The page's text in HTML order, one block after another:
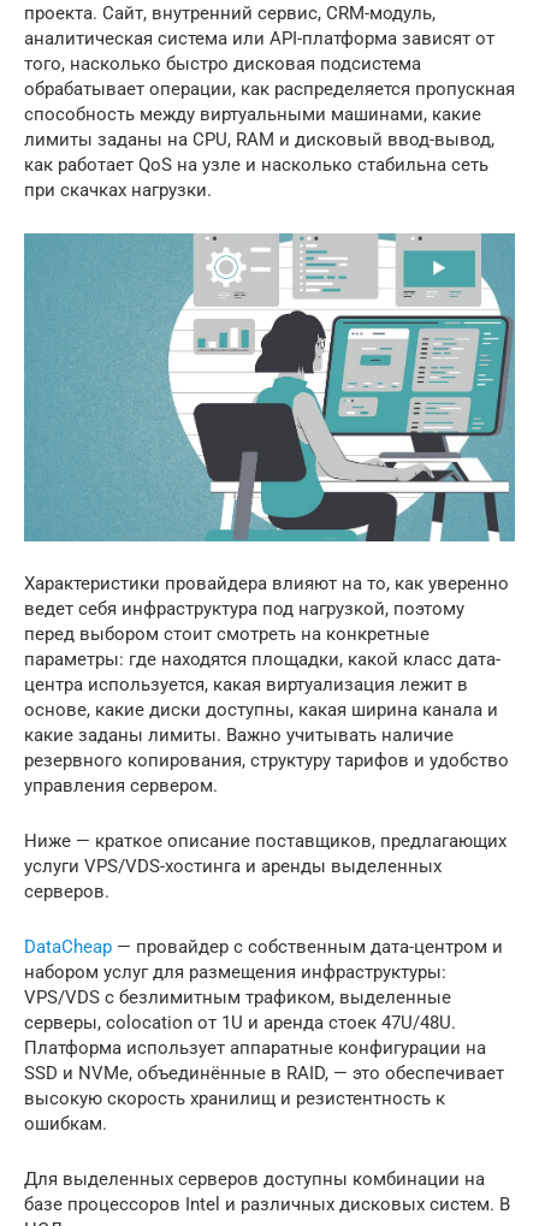
проекта. Сайт, внутренний сервис, CRM-модуль,
аналитическая система или API-платформа зависят от
того, насколько быстро дисковая подсистема
обрабатывает операции, как распределяется пропускная
способность между виртуальными машинами, какие
лимиты заданы на CPU, RAM и дисковый ввод-вывод,
как работает QoS на узле и насколько стабильна сеть
при скачках нагрузки.
Характеристики провайдера влияют на то, как уверенно
ведет себя инфраструктура под нагрузкой, поэтому
перед выбором стоит смотреть на конкретные
параметры: где находятся площадки, какой класс дата-
центра используется, какая виртуализация лежит в
основе, какие диски доступны, какая ширина канала и
какие заданы лимиты. Важно учитывать наличие
резервного копирования, структуру тарифов и удобство
управления сервером.
Ниже — краткое описание поставщиков, предлагающих
услуги VPS/VDS-хостинга и аренды выделенных
серверов.
DataCheap — провайдер с собственным дата-центром и
набором услуг для размещения инфраструктуры:
VPS/VDS с безлимитным трафиком, выделенные
серверы, colocation от 1U и аренда стоек 47U/48U.
Платформа использует аппаратные конфигурации на
SSD и NVMe, объединённые в RAID, — это обеспечивает
высокую скорость хранилищ и резистентность к
ошибкам.
Для выделенных серверов доступны комбинации на
базе процессоров Intel и различных дисковых систем. В